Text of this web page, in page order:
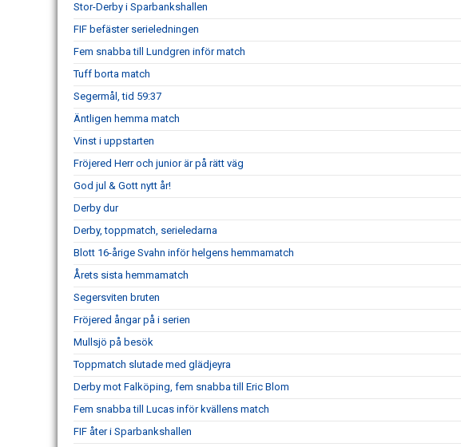
Stor-Derby i Sparbankshallen
FIF befäster serieledningen
Fem snabba till Lundgren inför match
Tuff borta match
Segermål, tid 59:37
Äntligen hemma match
Vinst i uppstarten
Fröjered Herr och junior är på rätt väg
God jul & Gott nytt år!
Derby dur
Derby, toppmatch, serieledarna
Blott 16-årige Svahn inför helgens hemmamatch
Årets sista hemmamatch
Segersviten bruten
Fröjered ångar på i serien
Mullsjö på besök
Toppmatch slutade med glädjeyra
Derby mot Falköping, fem snabba till Eric Blom
Fem snabba till Lucas inför kvällens match
FIF åter i Sparbankshallen